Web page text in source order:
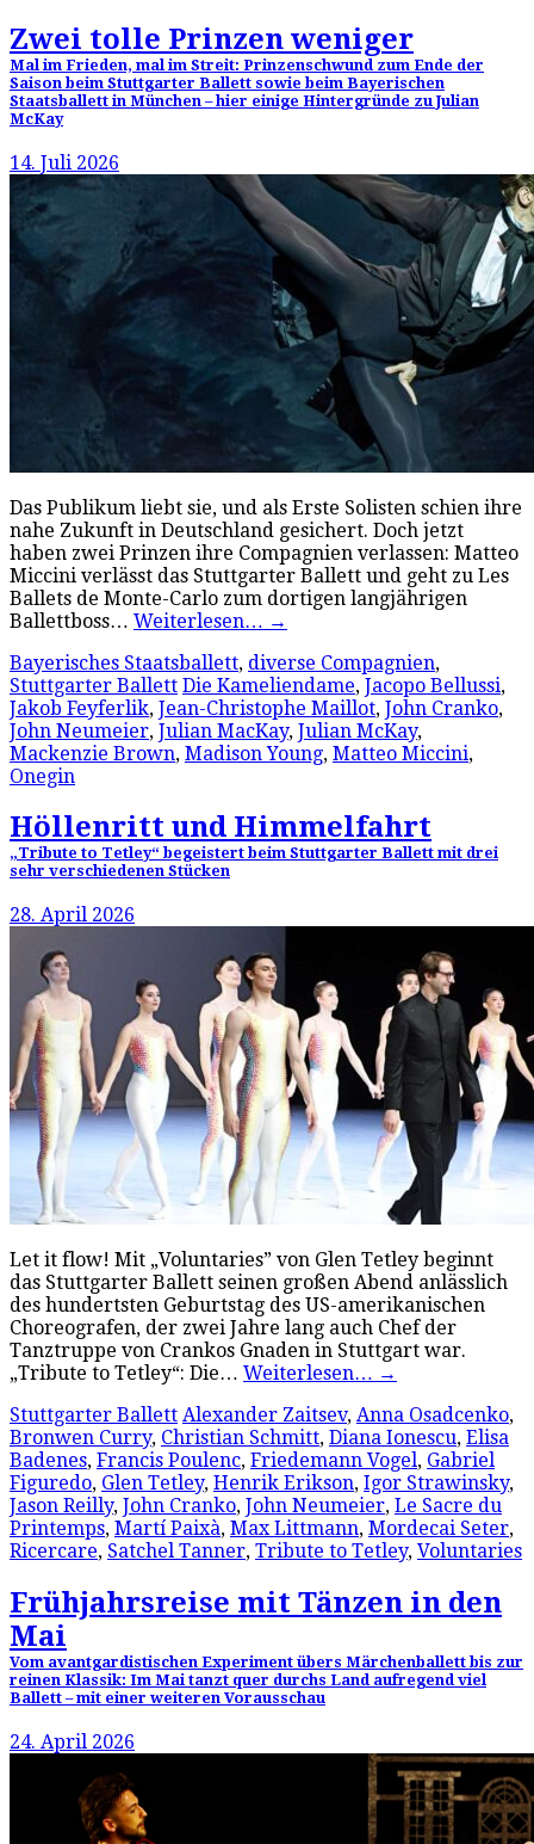
Zwei tolle Prinzen weniger
Mal im Frieden, mal im Streit: Prinzenschwund zum Ende der
Saison beim Stuttgarter Ballett sowie beim Bayerischen
Staatsballett in München – hier einige Hintergründe zu Julian
McKay
14. Juli 2026
Das Publikum liebt sie, und als Erste Solisten schien ihre
nahe Zukunft in Deutschland gesichert. Doch jetzt
haben zwei Prinzen ihre Compagnien verlassen: Matteo
Miccini verlässt das Stuttgarter Ballett und geht zu Les
Ballets de Monte-Carlo zum dortigen langjährigen
Ballettboss… Weiterlesen… →
Bayerisches Staatsballett, diverse Compagnien,
Stuttgarter Ballett Die Kameliendame, Jacopo Bellussi,
Jakob Feyferlik, Jean-Christophe Maillot, John Cranko,
John Neumeier, Julian MacKay, Julian McKay,
Mackenzie Brown, Madison Young, Matteo Miccini,
Onegin
Höllenritt und Himmelfahrt
„Tribute to Tetley“ begeistert beim Stuttgarter Ballett mit drei
sehr verschiedenen Stücken
28. April 2026
Let it flow! Mit „Voluntaries” von Glen Tetley beginnt
das Stuttgarter Ballett seinen großen Abend anlässlich
des hundertsten Geburtstag des US-amerikanischen
Choreografen, der zwei Jahre lang auch Chef der
Tanztruppe von Crankos Gnaden in Stuttgart war.
„Tribute to Tetley“: Die… Weiterlesen… →
Stuttgarter Ballett Alexander Zaitsev, Anna Osadcenko,
Bronwen Curry, Christian Schmitt, Diana Ionescu, Elisa
Badenes, Francis Poulenc, Friedemann Vogel, Gabriel
Figuredo, Glen Tetley, Henrik Erikson, Igor Strawinsky,
Jason Reilly, John Cranko, John Neumeier, Le Sacre du
Printemps, Martí Paixà, Max Littmann, Mordecai Seter,
Ricercare, Satchel Tanner, Tribute to Tetley, Voluntaries
Frühjahrsreise mit Tänzen in den
Mai
Vom avantgardistischen Experiment übers Märchenballett bis zur
reinen Klassik: Im Mai tanzt quer durchs Land aufregend viel
Ballett – mit einer weiteren Vorausschau
24. April 2026